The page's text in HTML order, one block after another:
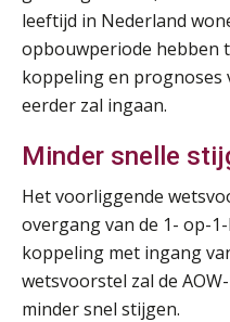
leeftijd in Nederland
opbouwperiode hebben
koppeling en prognoses
eerder zal ingaan.
Minder snelle
Het voorliggende
overgang van de 1- op-
koppeling met ingang
wetsvoorstel zal de
minder snel stijgen.
SEP
08
SEP
SEP
09
SEP